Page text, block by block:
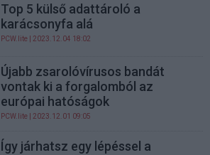
Top 5 külső adattároló a
karácsonyfa alá
PCW.lite | 2023.12.04 18:02
Újabb zsarolóvírusos bandát
vontak ki a forgalomból az
európai hatóságok
PCW.lite | 2023.12.01 09:05
Így járhatsz egy lépéssel a